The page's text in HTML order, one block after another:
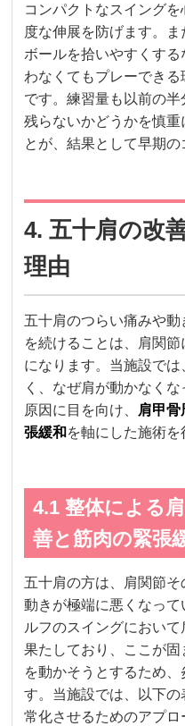
コンパクトなスイング
度な伸展を防げます。
ボールを拾いやすくす
わなくてもプレーでき
です。練習量も以前の
残らないかどうかを慎重
とが、結果として早期の
4. 五十肩の改
理由
五十肩のつらい痛みや
を続けることは、肩関
になります。当施設で
く、なぜ肩が動かなく
原因に目を向け、
肩甲
張緩和 を軸にした施術を
4.1 整体による
善と筋肉の緊張
五十肩の方は、肩関節
動きが極端に悪くなっ
ルフのスイングにおい
果たしており、ここが
を動かそうとするため
す。当施設では、以下
常化させるためのアプロ